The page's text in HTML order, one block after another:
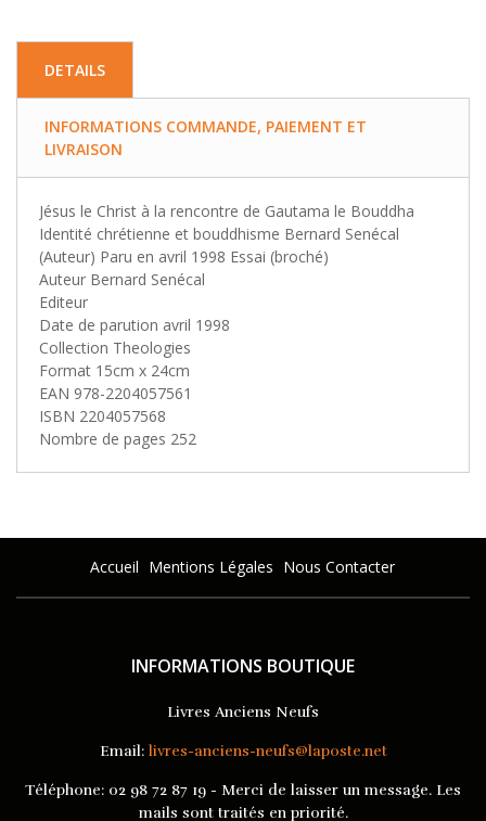
DETAILS
INFORMATIONS COMMANDE, PAIEMENT ET
LIVRAISON
Jésus le Christ à la rencontre de Gautama le Bouddha
Identité chrétienne et bouddhisme Bernard Senécal
(Auteur) Paru en avril 1998 Essai (broché)
Auteur Bernard Senécal
Editeur
Date de parution avril 1998
Collection Theologies
Format 15cm x 24cm
EAN 978-2204057561
ISBN 2204057568
Nombre de pages 252
Accueil Mentions Légales Nous Contacter
INFORMATIONS BOUTIQUE
Livres Anciens Neufs
Email: livres-anciens-neufs@laposte.net
Téléphone: 02 98 72 87 19 - Merci de laisser un message. Les
mails sont traités en priorité.